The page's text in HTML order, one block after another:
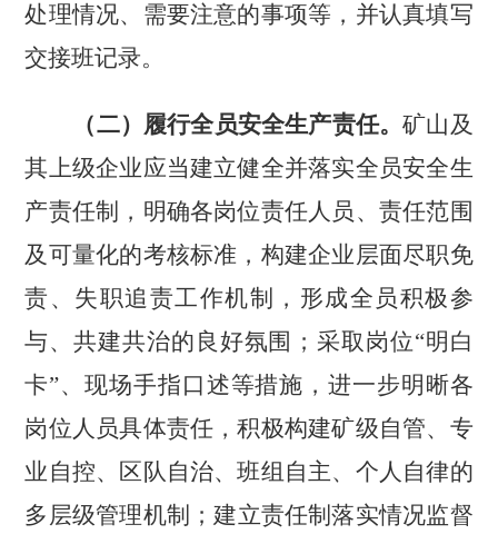
处理情况、需要注意的事项等，并认真填写
交接班记录。
（二）履行全员安全生产责任。矿山及
其上级企业应当建立健全并落实全员安全生
产责任制，明确各岗位责任人员、责任范围
及可量化的考核标准，构建企业层面尽职免
责、失职追责工作机制，形成全员积极参
与、共建共治的良好氛围；采取岗位“明白
卡”、现场手指口述等措施，进一步明晰各
岗位人员具体责任，积极构建矿级自管、专
业自控、区队自治、班组自主、个人自律的
多层级管理机制；建立责任制落实情况监督